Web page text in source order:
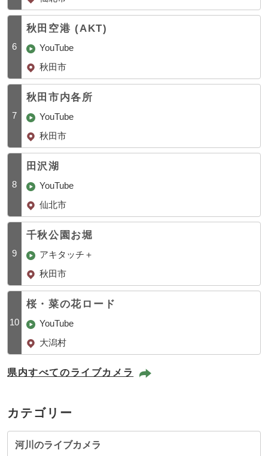
6
秋田空港 (AKT)
YouTube
秋田市
7
秋田市内各所
YouTube
秋田市
8
田沢湖
YouTube
仙北市
9
千秋公園お堀
アキタッチ＋
秋田市
10
桜・菜の花ロード
YouTube
大潟村
県内すべてのライブカメラ
カテゴリー
河川のライブカメラ